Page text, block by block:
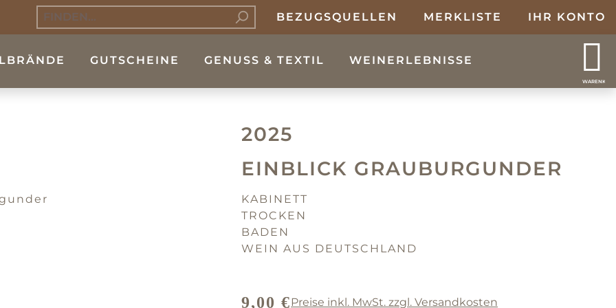
BEZUGSQUELLEN MERKLISTE IHR KONTO
GUTSCHEINE GENUSS & TEXTIL WEINERLEBNISSE
WARENKORB
2025
EINBLICK GRAUBURGUNDER
KABINETT
TROCKEN
BADEN
WEIN AUS DEUTSCHLAND
9,00 €Preise inkl. MwSt. zzgl. Versandkosten